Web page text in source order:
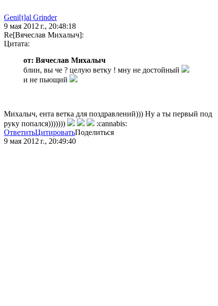
Geni[t]al Grinder
9 мая 2012 г., 20:48:18
Re[Вячеслав Михалыч]:
Цитата:
от: Вячеслав Михалыч
блин, вы че ? целую ветку ! мну не достойный
и не пьющий
Михалыч, ента ветка для поздравлений))) Ну а ты первый под
руку попался)))))))
:cannabis:
ОтветитьЦитироватьПоделиться
9 мая 2012 г., 20:49:40